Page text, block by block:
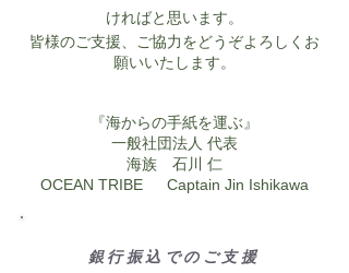
ければと思います。
皆様のご支援、ご協力をどうぞよろしくお
願いいたします。
『海からの手紙を運ぶ』
一般社団法人 代表
海族 石川 仁
OCEAN TRIBE Captain Jin Ishikawa
銀行振込でのご支援